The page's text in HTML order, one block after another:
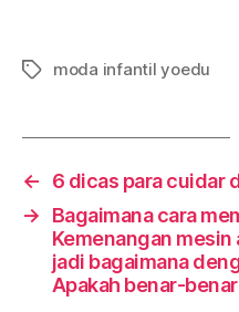
Tagsmoda infantil yoedu
←
6 dicas para cuidar
→
Bagaimana cara
Kemenangan
jadi bagaimana
Apakah benar-